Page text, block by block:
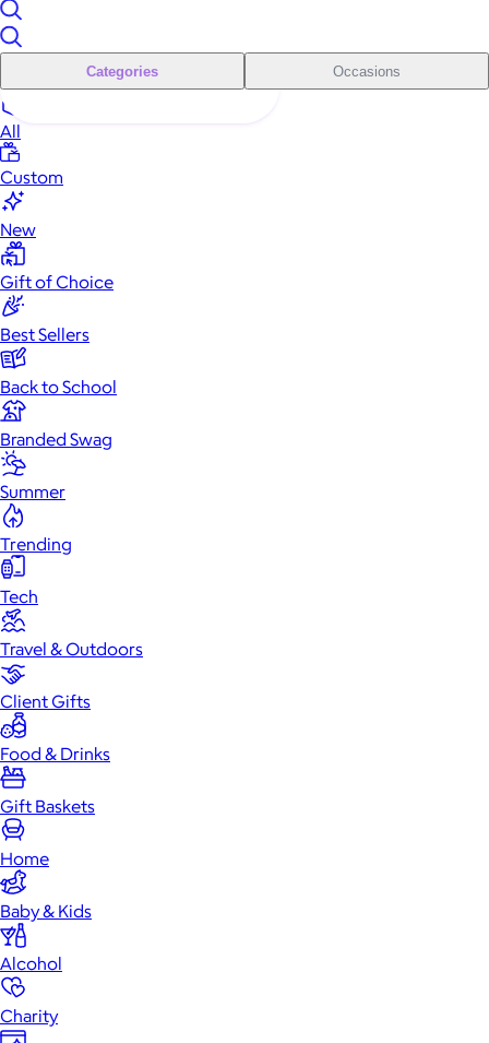
Categories Occasions
All
Custom
New
Gift of Choice
Best Sellers
Back to School
Branded Swag
Summer
Trending
Tech
Travel & Outdoors
Client Gifts
Food & Drinks
Gift Baskets
Home
Baby & Kids
Alcohol
Charity